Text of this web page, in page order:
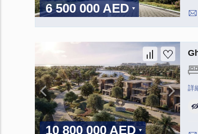
6 500 000 AED
10 800 000 AED
詳